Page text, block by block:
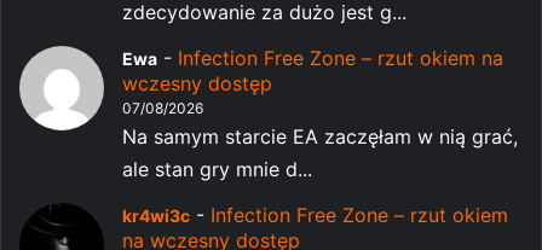
zdecydowanie za dużo jest g...
Ewa - Infection Free Zone – rzut okiem na
wczesny dostęp
07/08/2026
Na samym starcie EA zaczęłam w nią grać,
ale stan gry mnie d...
kr4wi3c - Infection Free Zone – rzut okiem
na wczesny dostęp